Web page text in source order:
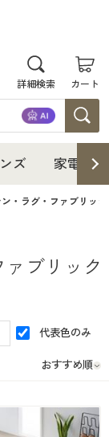
詳細検索 カート
ズ 家電・
・ラグ・ファブリック
ブリック
代表色のみ